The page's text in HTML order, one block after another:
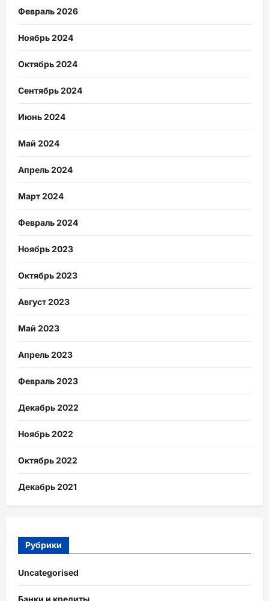
Февраль 2026
Ноябрь 2024
Октябрь 2024
Сентябрь 2024
Июнь 2024
Май 2024
Апрель 2024
Март 2024
Февраль 2024
Ноябрь 2023
Октябрь 2023
Август 2023
Май 2023
Апрель 2023
Февраль 2023
Декабрь 2022
Ноябрь 2022
Октябрь 2022
Декабрь 2021
Рубрики
Uncategorised
Банки и кредиты